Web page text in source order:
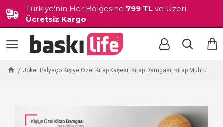
Türkiye'nin Her Bölgesine 799 TL ve Üzeri
Ücretsiz Kargo
Joker Palyaço Kişiye Özel Kitap Kaşesi, Kitap Damgası, Kitap Mührü